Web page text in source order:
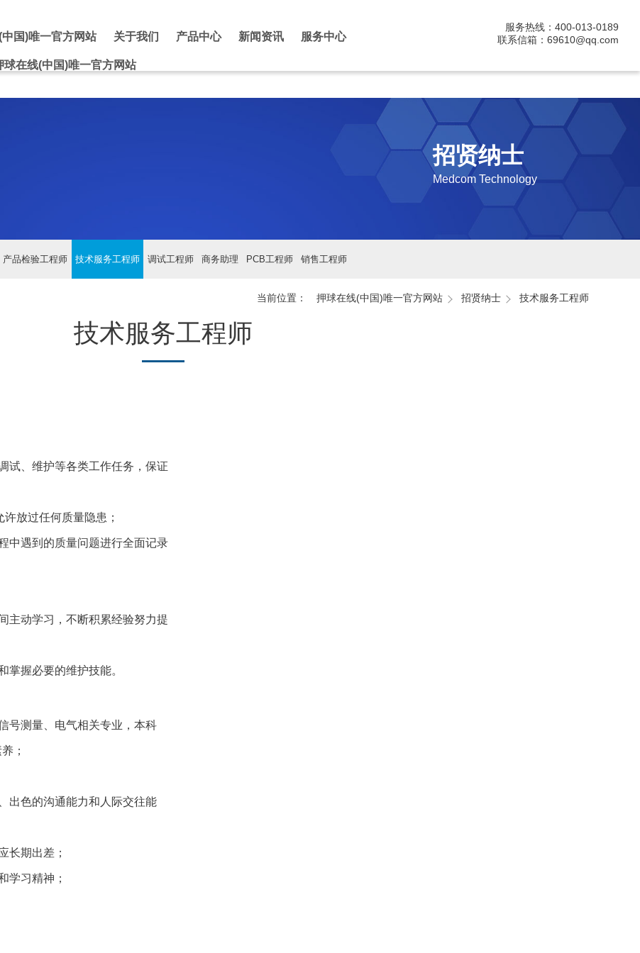
国)唯一官方网站 关于我们 产品中心 新闻资讯 服务中心
球在线(中国)唯一官方网站
服务热线：400-013-0189
联系信箱：69610@qq.com
招贤纳士
Medcom Technology
产品检验工程师 技术服务工程师 调试工程师 商务助理 PCB工程师 销售工程师
当前位置： 押球在线(中国)唯一官方网站 招贤纳士 技术服务工程师
技术服务工程师
试、维护等各类工作任务，保证
放过任何质量隐患；
中遇到的质量问题进行全面记录
主动学习，不断积累经验努力提
掌握必要的维护技能。
号测量、电气相关专业，本科
；
出色的沟通能力和人际交往能
长期出差；
学习精神；